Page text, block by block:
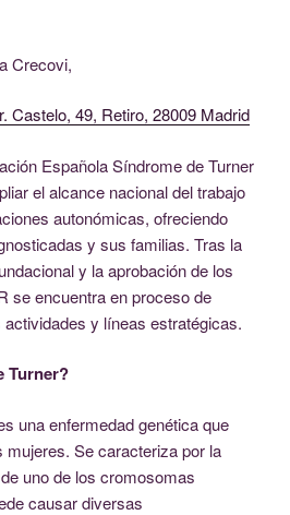
Crecovi,
Castelo, 49, Retiro, 28009 Madrid
Española Síndrome de Turner
el alcance nacional del trabajo
autonómicas, ofreciendo
y sus familias. Tras la
y la aprobación de los
se encuentra en proceso de
y líneas estratégicas.
Turner?
una enfermedad genética que
mujeres. Se caracteriza por la
uno de los cromosomas
causar diversas